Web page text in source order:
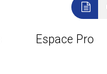
Espace Pro